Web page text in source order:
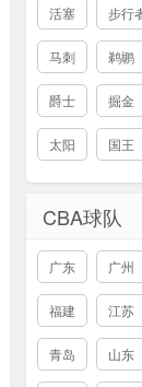
活塞 步行
马刺 鹈鹕
爵士 掘金
太阳 国王
CBA球队
广东 广州
福建 江苏
青岛 山东